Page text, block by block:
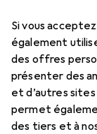
Si vous
également
des offres
présenter des
et d’autres sites
permet
des tiers et à